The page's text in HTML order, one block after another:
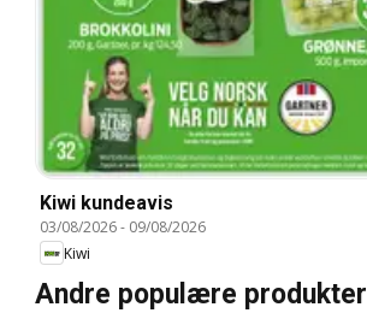
Kiwi kundeavis
03/08/2026- 09/08/2026
Kiwi
Andre populære produkter